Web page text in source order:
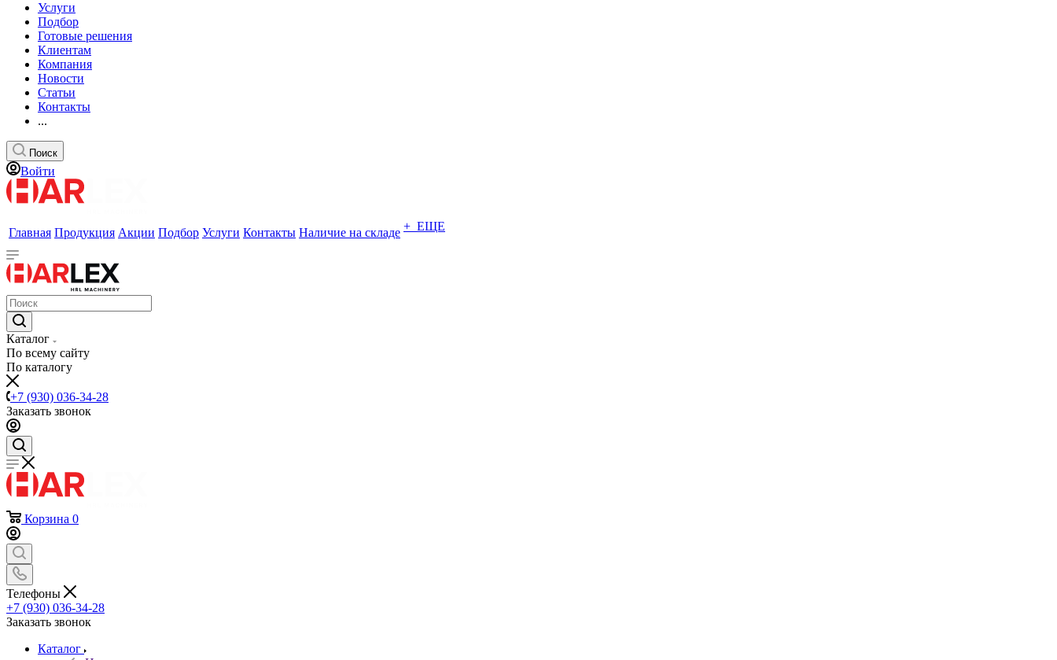
Услуги
Подбор
Готовые решения
Клиентам
Компания
Новости
Статьи
Контакты
...
Поиск
Войти
Главная Продукция Акции Подбор Услуги Контакты Наличие на складе + ЕЩЕ
Каталог
По всему сайту
По каталогу
+7 (930) 036-34-28
Заказать звонок
Корзина 0
Телефоны
+7 (930) 036-34-28
Заказать звонок
Каталог